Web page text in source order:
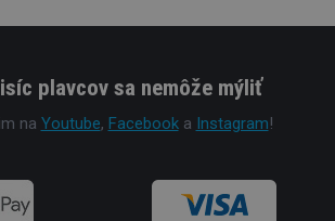
plavcov sa nemôže mýliť
na Youtube, Facebooka Instagram!